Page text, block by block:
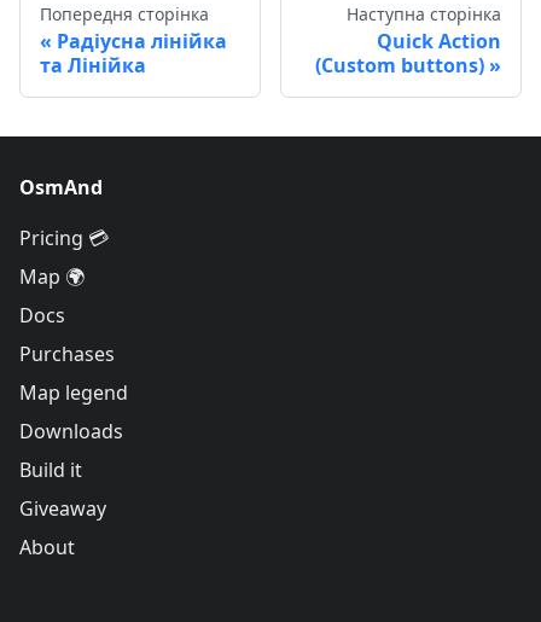
Попередня сторінка
Радіусна лінійка
та Лінійка
Наступна сторінка
Quick Action
(Custom buttons)
OsmAnd
Pricing 💳
Map 🌍
Docs
Purchases
Map legend
Downloads
Build it
Giveaway
About